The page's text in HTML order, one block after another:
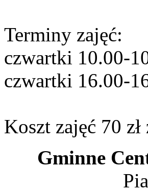
Terminy zajęć:
czwartki 10.00-
czwartki 16.00-
Koszt zajęć 70 zł
Gminne